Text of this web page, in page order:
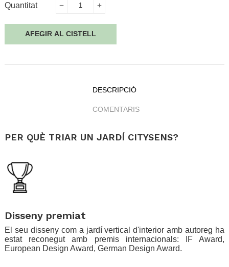
Quantitat
AFEGIR AL CISTELL
DESCRIPCIÓ
COMENTARIS
PER QUÈ TRIAR UN JARDÍ CITYSENS?
Disseny premiat
El seu disseny com a jardí vertical d'interior amb autoreg ha
estat reconegut amb premis internacionals: IF Award,
European Design Award, German Design Award.